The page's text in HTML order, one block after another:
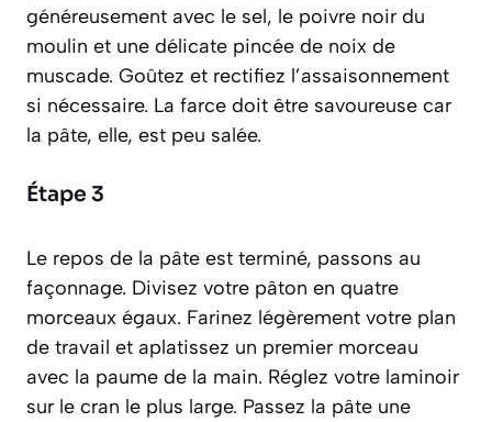
généreusement avec le sel, le poivre noir du
moulin et une délicate pincée de noix de
muscade. Goûtez et rectifiez l’assaisonnement
si nécessaire. La farce doit être savoureuse car
la pâte, elle, est peu salée.
Étape 3
Le repos de la pâte est terminé, passons au
façonnage. Divisez votre pâton en quatre
morceaux égaux. Farinez légèrement votre plan
de travail et aplatissez un premier morceau
avec la paume de la main. Réglez votre laminoir
sur le cran le plus large. Passez la pâte une